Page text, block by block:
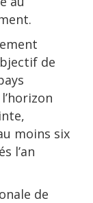
de
moins six
l’an
de